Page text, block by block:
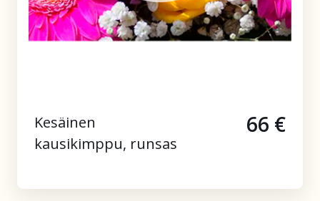
Kesäinen
kausikimppu, runsas
66 €